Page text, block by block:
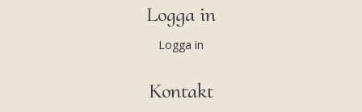
Logga in
Logga in
Kontakt